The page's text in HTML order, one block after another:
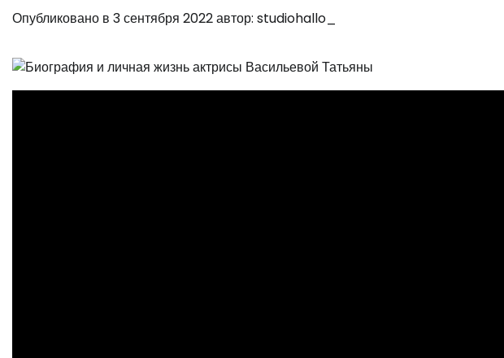
Опубликовано в 3 сентября 2022автор: studiohallo_